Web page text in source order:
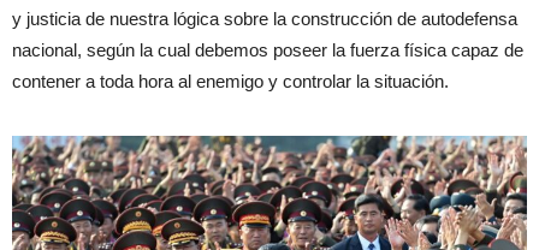
y justicia de nuestra lógica sobre la construcción de autodefensa
nacional, según la cual debemos poseer la fuerza física capaz de
contener a toda hora al enemigo y controlar la situación.